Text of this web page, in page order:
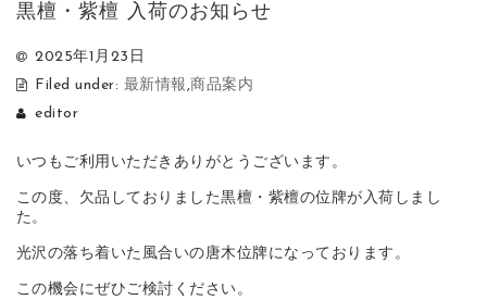
黒檀・紫檀 入荷のお知らせ
2025年1月23日
Filed under: 最新情報,商品案内
editor
いつもご利用いただきありがとうございます。
この度、欠品しておりました黒檀・紫檀の位牌が入荷しまし
た。
光沢の落ち着いた風合いの唐木位牌になっております。
この機会にぜひご検討ください。